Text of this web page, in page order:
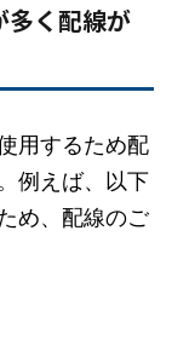
多く配線が
用するため配
例えば、以下
め、配線のご